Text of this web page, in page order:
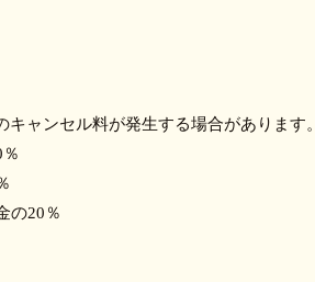
ャンセル料が発生する場合があります。
の20％